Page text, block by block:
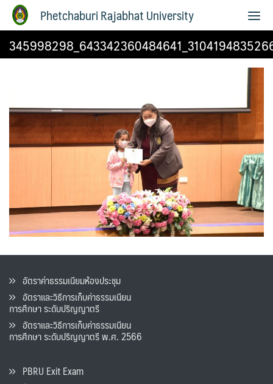
Phetchaburi Rajabhat University
อัตราค่าธรรมเนียมห้องประชุม
อัตราและวิธีการเก็บค่าธรรมเนียน
การศึกษา ระดับปริญญาตรี
อัตราและวิธีการเก็บค่าธรรมเนียน
การศึกษา ระดับปริญญาตรี พ.ศ. 2566
PBRU Exit Exam